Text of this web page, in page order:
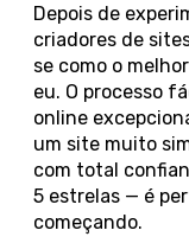
Depois de
criadores de
se como o
eu. O processo
online
um site muito
com total
5 estrelas — é
começando.